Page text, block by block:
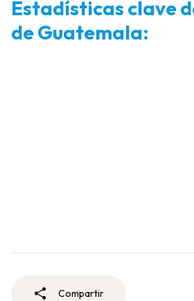
Estadísticas clave
de Guatemala:
Compartir